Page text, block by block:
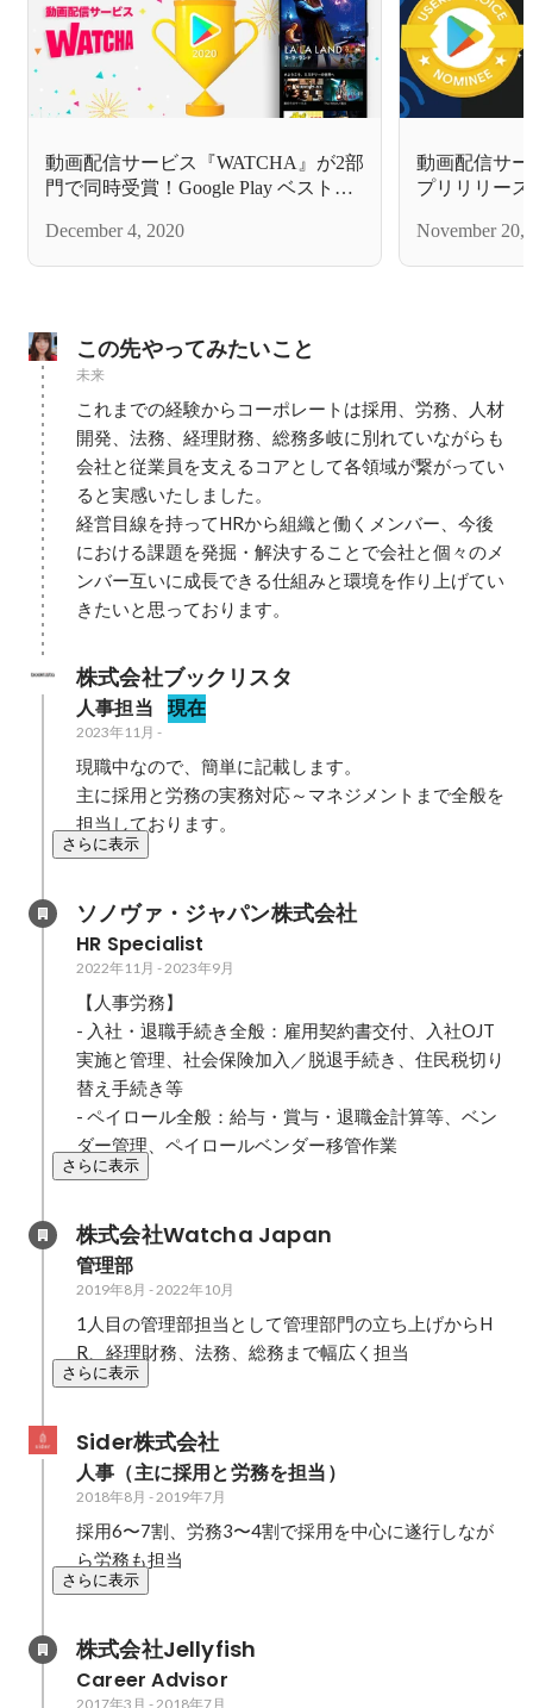
動画配信サービス『WATCHA』が2部
門で同時受賞！Google Play ベストオ
December 4, 2020
動画配信サ
プリリリー
部門TOP10
November 20,
この先やってみたいこと
未来
これまでの経験からコーポレートは採用、労務、人材
開発、法務、経理財務、総務多岐に別れていながらも
会社と従業員を支えるコアとして各領域が繋がってい
ると実感いたしました。
経営目線を持ってHRから組織と働くメンバー、今後
における課題を発掘・解決することで会社と個々のメ
ンバー互いに成長できる仕組みと環境を作り上げてい
きたいと思っております。
株式会社ブックリスタ
人事担当 現在
2023年11月 -
現職中なので、簡単に記載します。
主に採用と労務の実務対応～マネジメントまで全般を
担当しております。
さらに表示
ソノヴァ・ジャパン株式会社
HR Specialist
2022年11月 - 2023年9月
【人事労務】
- 入社・退職手続き全般：雇用契約書交付、入社OJT
実施と管理、社会保険加入／脱退手続き、住民税切り
替え手続き等
- ペイロール全般：給与・賞与・退職金計算等、ベン
ダー管理、ペイロールベンダー移管作業
さらに表示
株式会社Watcha Japan
管理部
2019年8月 - 2022年10月
1人目の管理部担当として管理部門の立ち上げからH
R、経理財務、法務、総務まで幅広く担当
さらに表示
Sider株式会社
人事（主に採用と労務を担当）
2018年8月 - 2019年7月
採用6〜7割、労務3〜4割で採用を中心に遂行しなが
ら労務も担当
さらに表示
株式会社Jellyfish
Career Advisor
2017年3月 - 2018年7月